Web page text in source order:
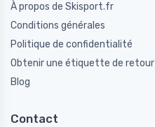
À propos de Skisport.fr
Conditions générales
Politique de confidentialité
Obtenir une étiquette de retour
Blog
Contact